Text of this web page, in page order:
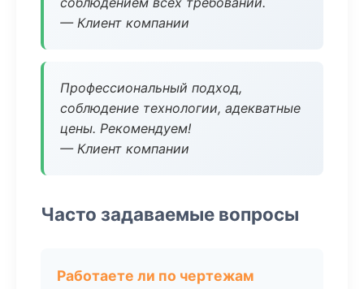
— Клиент компании
Профессиональный подход,
соблюдение технологии, адекватные
цены. Рекомендуем!
— Клиент компании
Часто задаваемые вопросы
Работаете ли по чертежам